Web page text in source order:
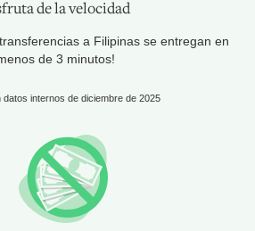
de la velocidad
a Filipinas se entregan en
de 3 minutos!
datos internos de diciembre de 2025